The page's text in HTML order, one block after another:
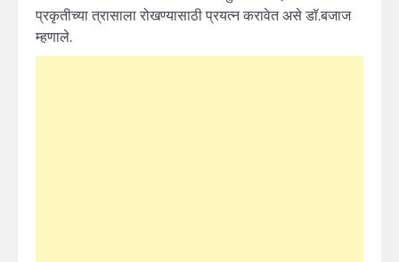
प्रकृतीच्या त्रासाला रोखण्यासाठी प्रयत्न करावेत असे डॉ.बजाज
म्हणाले.